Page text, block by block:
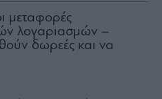
μεταφορές
λογαριασμών –
δωρεές και να